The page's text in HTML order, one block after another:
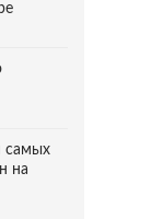
самых
на